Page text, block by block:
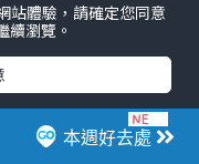
本週好去處
站體驗，請確定您同意
續瀏覽。